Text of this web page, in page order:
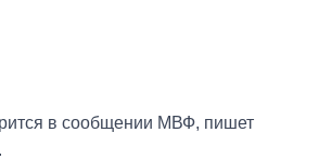
в сообщении МВФ, пишет
.